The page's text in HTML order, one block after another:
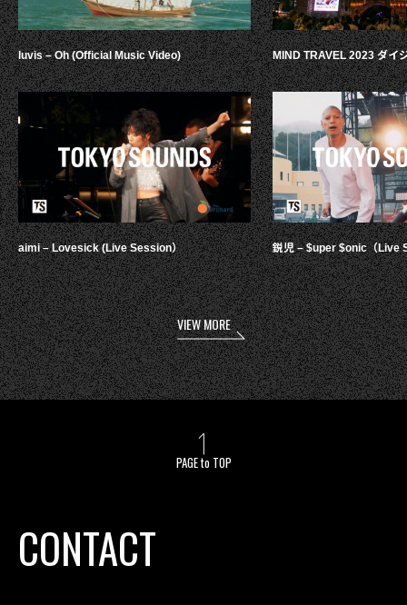
luvis – Oh (Official Music Video)
aimi – Lovesick (Live Session）
MIND TRAVEL 2023 ダイ
鋭児 – $uper $onic（Live
VIEW MORE
PAGE to TOP
CONTACT